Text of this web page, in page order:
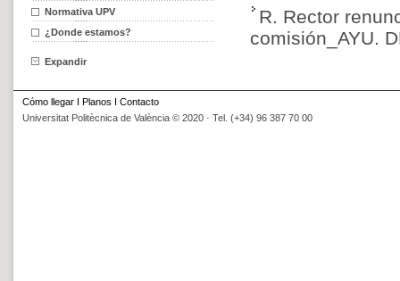
Normativa UPV
¿Donde estamos?
Expandir
R. Rector
comisión_AYU.
Cómo llegar I Planos I Contacto
Universitat Politècnica de València © 2020 · Tel. (+34) 96 387 70 00